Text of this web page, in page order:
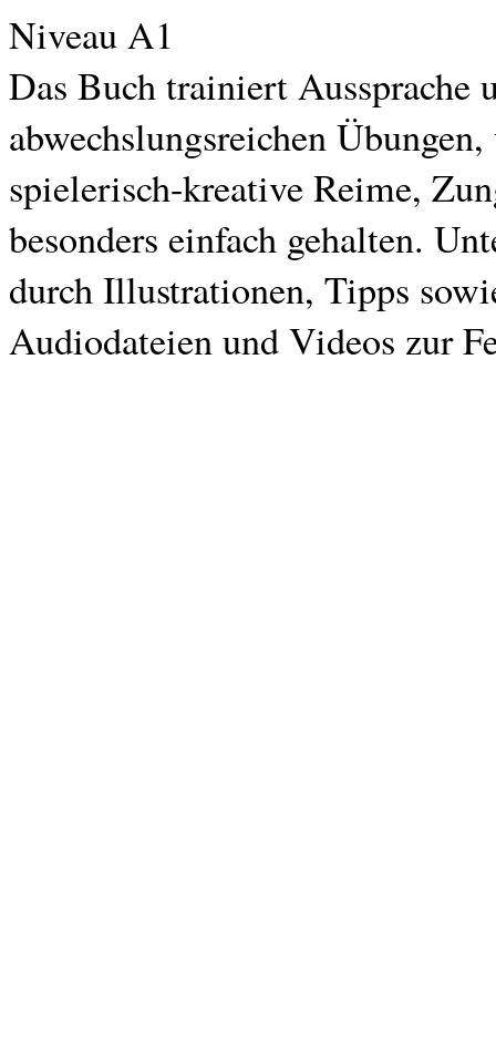
Niveau A1
Das Buch trainiert Aussprache
abwechslungsreichen
spielerisch-kreative Reime,
besonders einfach gehalten.
durch Illustrationen, Tipps
Audiodateien und Videos zur